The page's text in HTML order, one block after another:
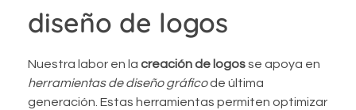
diseño de logos
Nuestra labor en la creación de logosse apoya en
herramientas de diseño gráficode última
generación. Estas herramientas permiten optimizar